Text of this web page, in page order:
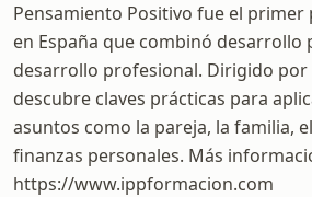
Pensamiento Positivo fue el
en España que combinó desarrollo
desarrollo profesional. Dirigido por
descubre claves prácticas para
asuntos como la pareja, la familia,
finanzas personales. Más
https://www.ippformacion.com